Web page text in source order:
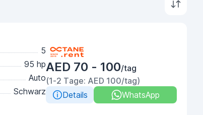
5
95 hp
Auto
Schwarz
AED 70 - 100/tag
(1-2 Tage: AED 100/tag)
Details
WhatsApp